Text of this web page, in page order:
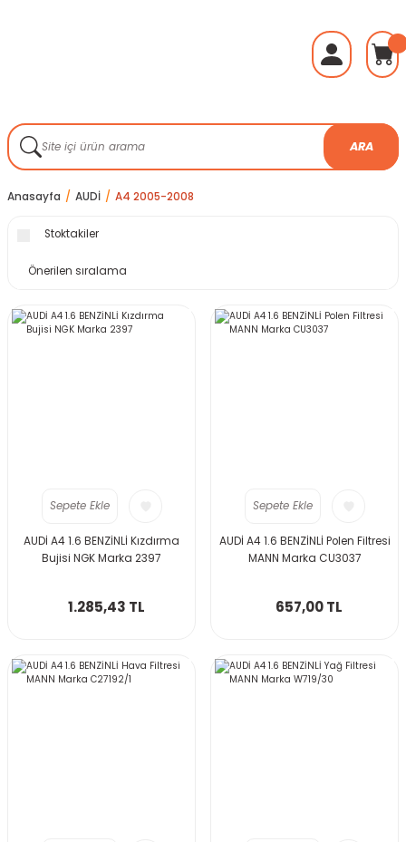
ARA
Anasayfa AUDİ A4 2005-2008
Stoktakiler
Sepete Ekle
AUDİ A4 1.6 BENZİNLİ Kızdırma
Bujisi NGK Marka 2397
1.285,43 TL
Sepete Ekle
AUDİ A4 1.6 BENZİNLİ Polen Filtresi
MANN Marka CU3037
657,00 TL